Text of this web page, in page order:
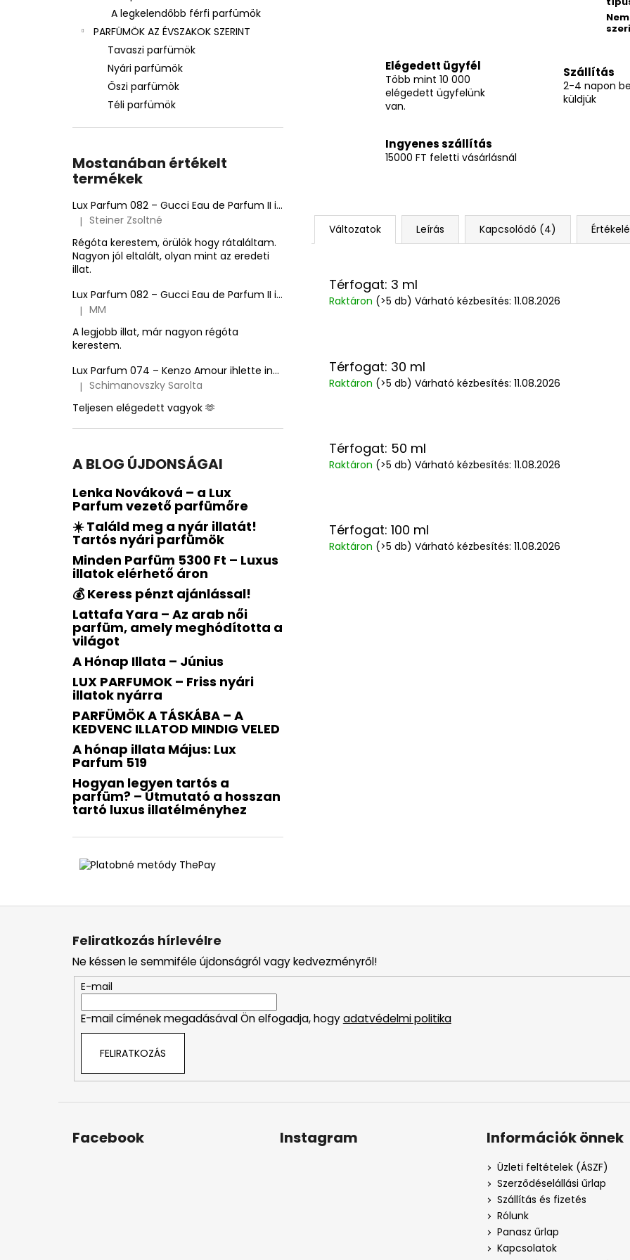
A legkelendőbb férfi parfümök
PARFÜMÖK AZ ÉVSZAKOK SZERINT
Tavaszi parfümök
Nyári parfümök
Őszi parfümök
Téli parfümök
Mostanában értékelt
termékek
Lux Parfum 082 – Gucci Eau de Parfum II ihlette inspirált illat – Gucci
A termék értékelése 5-ből 5 csillag.
| Steiner Zsoltné
Régóta kerestem, örülök hogy rátaláltam.
Nagyon jól eltalált, olyan mint az eredeti
illat.
Lux Parfum 082 – Gucci Eau de Parfum II ihlette inspirált illat – Gucci
A termék értékelése 5-ből 5 csillag.
| MM
A legjobb illat, már nagyon régóta
kerestem.
Lux Parfum 074 – Kenzo Amour ihlette inspirált illat – Kenzo
A termék értékelése 5-ből 5 csillag.
| Schimanovszky Sarolta
Teljesen elégedett vagyok 🫶
A BLOG ÚJDONSÁGAI
Lenka Nováková – a Lux
Parfum vezető parfümőre
☀️ Találd meg a nyár illatát!
Tartós nyári parfümök
Minden Parfüm 5300 Ft – Luxus
illatok elérhető áron
💰 Keress pénzt ajánlással!
Lattafa Yara – Az arab női
parfüm, amely meghódította a
világot
A Hónap Illata – Június
LUX PARFUMOK – Friss nyári
illatok nyárra
PARFÜMÖK A TÁSKÁBA – A
KEDVENC ILLATOD MINDIG VELED
A hónap illata Május: Lux
Parfum 519
Hogyan legyen tartós a
parfüm? – Útmutató a hosszan
tartó luxus illatélményhez
Elégedett ügyfél
Több mint 10 000
elégedett ügyfelünk
van.
Szállítás
2-4 napon
küldjük
Ingyenes szállítás
15000 FT feletti vásárlásnál
Változatok Leírás Kapcsolódó (4)
Térfogat: 3 ml
Raktáron (>5 db) Várható kézbesítés: 11.08.2026
Térfogat: 30 ml
Raktáron (>5 db) Várható kézbesítés: 11.08.2026
Térfogat: 50 ml
Raktáron (>5 db) Várható kézbesítés: 11.08.2026
Térfogat: 100 ml
Raktáron (>5 db) Várható kézbesítés: 11.08.2026
L
Feliratkozás hírlevélre
Ne késsen le semmiféle újdonságról vagy kedvezményről!
E-mail
E-mail címének megadásával Ön elfogadja, hogyadatvédelmi politika
FELIRATKOZÁS
Facebook Instagram Információk önnek
Üzleti feltételek (ÁSZF)
Szerződéselállási űrlap
Szállítás és fizetés
Rólunk
Panasz űrlap
Kapcsolatok